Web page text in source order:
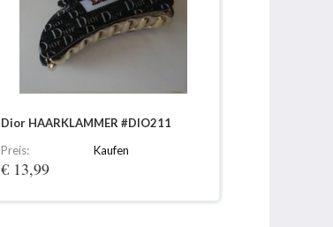
Dior HAARKLAMMER #DIO211
Preis:
€ 13,99
Kaufen